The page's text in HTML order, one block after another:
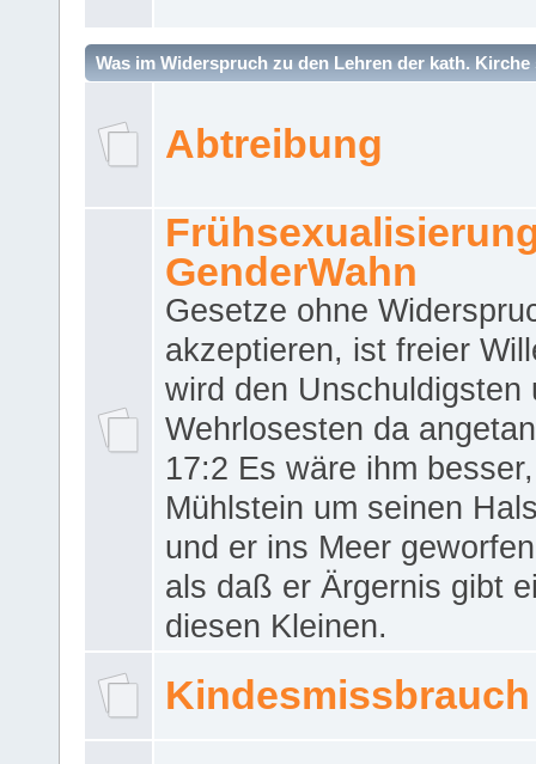
Was im Widerspruch zu den Lehren der kath. Kirche
Abtreibung
GenderWahn
Gesetze ohne
akzeptieren, ist freier
wird den Unschuldigsten
Wehrlosesten da
17:2 Es wäre ihm
Mühlstein um seinen
und er ins Meer
als daß er Ärgernis gibt
diesen Kleinen.
Kindesmissbrauch